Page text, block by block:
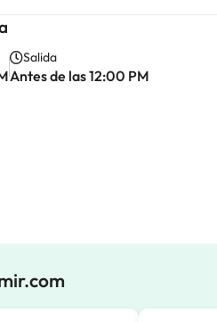
Salida
Antes de las 12:00 PM